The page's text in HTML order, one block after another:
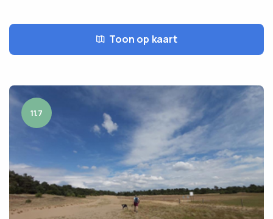
Toon op kaart
11.7